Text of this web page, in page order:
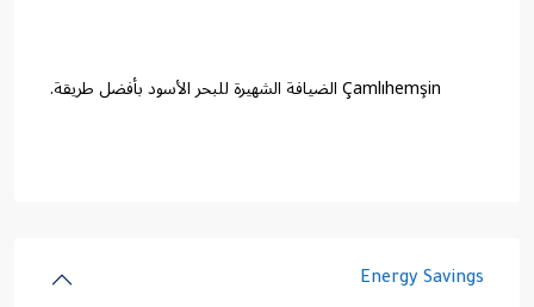
Çamlıhemşin الضيافة الشهيرة للبحر الأسود بأفضل طريقة.
Energy Savings